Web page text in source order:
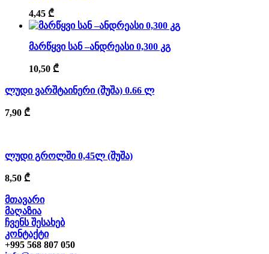
4,45 ₾
მარწყვი სან –ანდრეასი 0,300 კგ
10,50 ₾
ლუდი ვარშტაინერი (შუშა) 0.66 ლ
7,90 ₾
ლუდი გროლში 0,45ლ (შუშა)
8,50 ₾
მთავარი
მაღაზია
ჩვენს შესახებ
კონტაქტი
+995 568 807 050